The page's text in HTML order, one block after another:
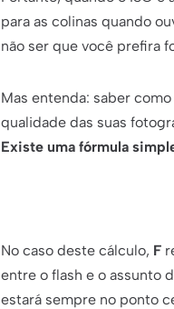
para as colinas quando
não ser que você prefira
Mas entenda: saber
qualidade das suas
Existe uma fórmula
No caso deste cálculo, F
entre o flash e o assunto
estará sempre no ponto